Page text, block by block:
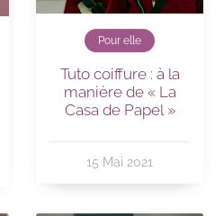
Pour elle
Tuto coiffure : à la
manière de « La
Casa de Papel »
15 Mai 2021